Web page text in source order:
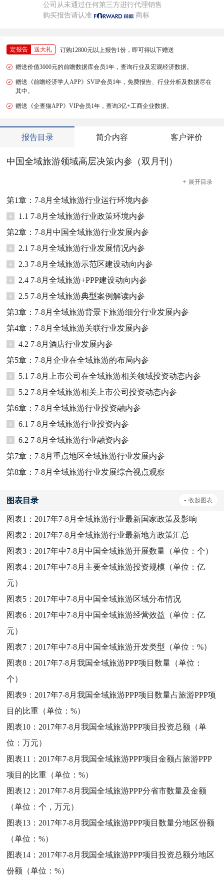
公司从未通过任何第三方进行代理销售
购买报告请认准
商标
定报告 送大礼 订购12800元以上报告1份，即可得以下赠送
赠送价值3000元的前瞻数据库会员1年，查询行业及宏观经济数据。
赠送《前瞻经济学人APP》SVIP会员1年，免费报告、行业分析及数据尽在
其中。
赠送《企查猫APP》VIP会员1年，查询3亿+工商企业数据。
报告目录 简介内容 客户评价
中国全域旅游领域高层决策内参（双月刊）
+ 展开目录
第1章：7-8月全域旅游行业运行环境内参
+
1.1 7-8月全域旅游行业政策环境内参
第2章：7-8月中国全域旅游行业发展内参
+
2.1 7-8月全域旅游行业发展情况内参
+
2.3 7-8月全域旅游示范区建设动向内参
+
2.4 7-8月全域旅游+PPP建设动向内参
+
2.5 7-8月全域旅游典型案例解读内参
第3章：7-8月全域旅游背景下旅游细分行业发展内参
第4章：7-8月全域旅游关联行业发展内参
+
4.2 7-8月酒店行业发展内参
第5章：7-8月企业在全域旅游的布局内参
+
5.1 7-8月上市公司在全域旅游相关领域投资动态内参
+
5.2 7-8月全域旅游相关上市公司投资动态内参
第6章：7-8月全域旅游行业投资融内参
+
6.1 7-8月全域旅游行业投资内参
+
6.2 7-8月全域旅游行业融资内参
第7章：7-8月重点地区全域旅游行业发展内参
第8章：7-8月全域旅游行业发展综合视点观察
图表目录 - 收起图表
图表1： 2017年7-8月全域旅游行业最新国家政策及影响
图表2： 2017年7-8月全域旅游行业最新地方政策汇总
图表3： 2017年中7-8月中国全域旅游开展数量（单位：个）
图表4： 2017年中7-8月主要全域旅游投资规模（单位：亿
元）
图表5： 2017年中7-8月中国全域旅游区域分布情况
图表6： 2017年中7-8月中国全域旅游经营效益（单位：亿
元）
图表7： 2017年中7-8月中国全域旅游开发类型（单位：%）
图表8： 2017年7-8月我国全域旅游PPP项目数量（单位：
个）
图表9： 2017年7-8月我国全域旅游PPP项目数量占旅游PPP项
目的比重（单位：%）
图表10： 2017年7-8月我国全域旅游PPP项目投资总额（单
位：万元）
图表11： 2017年7-8月我国全域旅游PPP项目金额占旅游PPP
项目的比重（单位：%）
图表12： 2017年7-8月我国全域旅游PPP分省市数量及金额
（单位：个，万元）
图表13： 2017年7-8月我国全域旅游PPP项目数量分地区份额
（单位：%）
图表14： 2017年7-8月我国全域旅游PPP项目投资总额分地区
份额（单位：%）